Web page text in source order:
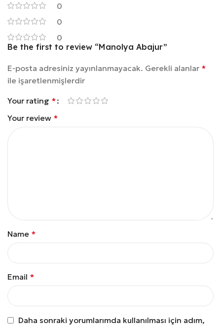
0
0
0
Be the first to review “Manolya Abajur”
E-posta adresiniz yayınlanmayacak. Gerekli alanlar *
ile işaretlenmişlerdir
Your rating *
Your review *
Name *
Email *
Daha sonraki yorumlarımda kullanılması için adım,